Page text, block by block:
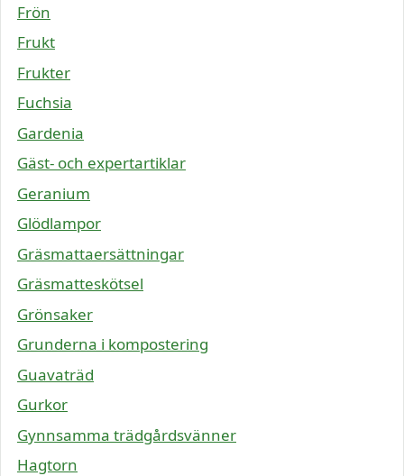
Frön
Frukt
Frukter
Fuchsia
Gardenia
Gäst- och expertartiklar
Geranium
Glödlampor
Gräsmattaersättningar
Gräsmatteskötsel
Grönsaker
Grunderna i kompostering
Guavaträd
Gurkor
Gynnsamma trädgårdsvänner
Hagtorn